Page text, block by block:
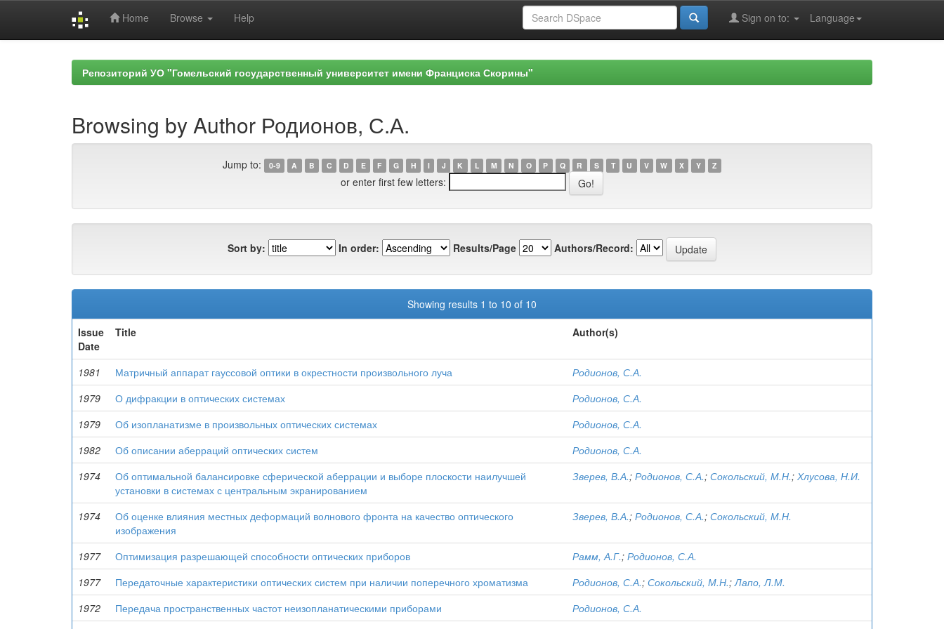
Home Browse Help Language
Sign on to:
Репозиторий УО "Гомельский государственный университет имени Франциска Скорины"
Browsing by Author Родионов, С.А.
Jump to: 0-9 A B C D E F G H I J K L M N O P Q R S T U V W X Y Z
or enter first few letters:
Sort by: In order: Results/Page Authors/Record:
Showing results 1 to 10 of 10
Issue
Date
Title Author(s)
1981 Матричный аппарат гауссовой оптики в окрестности произвольного луча
Родионов, С.А.
1979
О дифракции в оптических системах
Родионов, С.А.
1979
Об изопланатизме в произвольных оптических системах
Родионов, С.А.
1982
Об описании аберраций оптических систем
Родионов, С.А.
1974
Об оптимальной балансировке сферической аберрации и выборе плоскости наилучшей
установки в системах с центральным экранированием
Зверев, В.А.; Родионов, С.А.; Сокольский, М.Н.; Хлусова, Н.И.
1974
Об оценке влияния местных деформаций волнового фронта на качество оптического
изображения
Зверев, В.А.; Родионов, С.А.; Сокольский, М.Н.
1977 Оптимизация разрешающей способности оптических приборов Рамм, А.Г.; Родионов, С.А.
1977
Передаточные характеристики оптических систем при наличии поперечного хроматизма Родионов, С.А.; Сокольский, М.Н.;Лапо, Л.М.
1972
Передача пространственных частот неизопланатическими приборами
Родионов, С.А.